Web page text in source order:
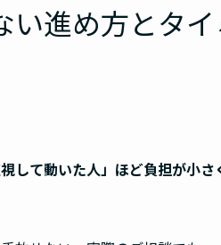
進め方とタ
して動いた人」ほど負担が小さ